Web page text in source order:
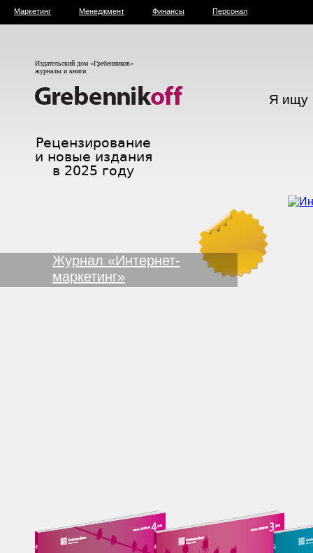
Маркетинг Менеджмент Финансы Персонал
Издательский дом «Гребенников»
журналы и книги
Я ищу
Журнал «Интернет-
маркетинг»